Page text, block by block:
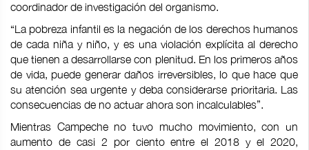
coordinador de investigación del organismo.
“La pobreza infantil es la negación de los derechos humanos
de cada niña y niño, y es una violación explícita al derecho
que tienen a desarrollarse con plenitud. En los primeros años
de vida, puede generar daños irreversibles, lo que hace que
su atención sea urgente y deba considerarse prioritaria. Las
consecuencias de no actuar ahora son incalculables”.
Mientras Campeche no tuvo mucho movimiento, con un
aumento de casi 2 por ciento entre el 2018 y el 2020,